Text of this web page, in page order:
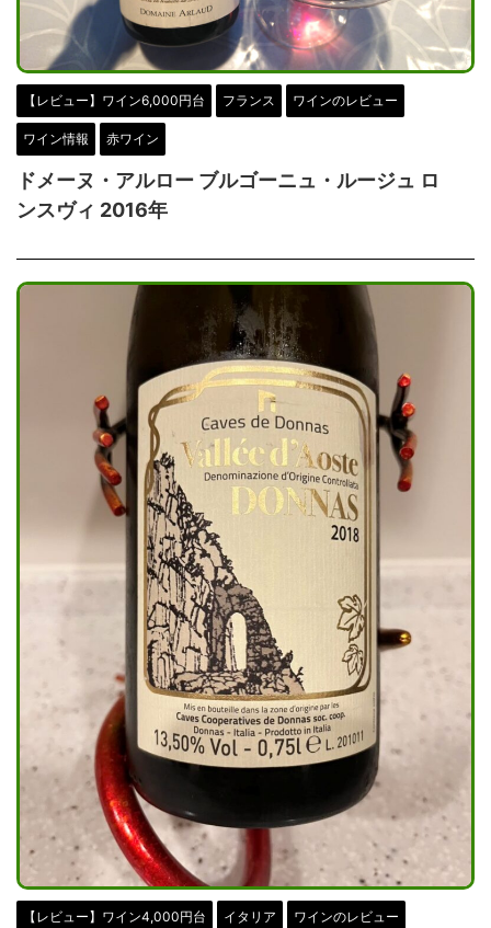
【レビュー】ワイン6,000円台 フランス ワインのレビュー
ワイン情報 赤ワイン
ドメーヌ・アルロー ブルゴーニュ・ルージュ ロ
ンスヴィ 2016年
【レビュー】ワイン4,000円台 イタリア ワインのレビュー